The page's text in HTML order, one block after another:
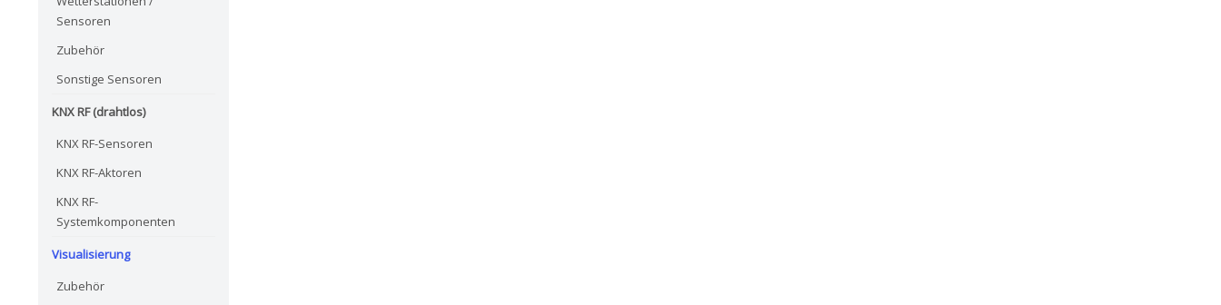
Sensoren
Zubehör
Sonstige Sensoren
KNX RF (drahtlos)
KNX RF-Sensoren
KNX RF-Aktoren
KNX RF-
Systemkomponenten
Visualisierung
Zubehör